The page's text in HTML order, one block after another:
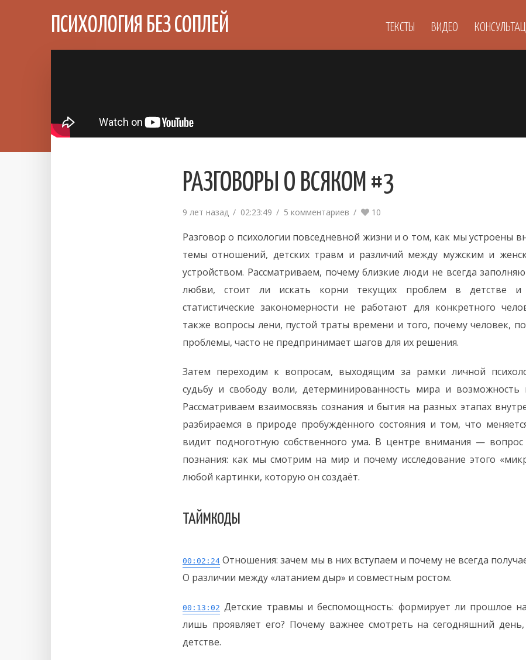
ПСИХОЛОГИЯ БЕЗ СОПЛЕЙ ТЕКСТЫ ВИДЕО
РАЗГОВОРЫ О ВСЯКОМ #3
9 лет назад 02:23:49 5 комментариев 10
Разговор о психологии повседневной жизни и о том, как мы устроены
темы отношений, детских травм и различий между мужским и
устройством. Рассматриваем, почему близкие люди не всегда
любви, стоит ли искать корни текущих проблем в детстве
статистические закономерности не работают для конкретного
также вопросы лени, пустой траты времени и того, почему человек,
проблемы, часто не предпринимает шагов для их решения.
Затем переходим к вопросам, выходящим за рамки личной
судьбу и свободу воли, детерминированность мира и возможность
Рассматриваем взаимосвязь сознания и бытия на разных этапах
разбираемся в природе пробуждённого состояния и том, что
видит подноготную собственного ума. В центре внимания — вопрос
познания: как мы смотрим на мир и почему исследование этого
любой картинки, которую он создаёт.
ТАЙМКОДЫ
00:02:24 Отношения: зачем мы в них вступаем и почему не всегда
О различии между «латанием дыр» и совместным ростом.
00:13:02 Детские травмы и беспомощность: формирует ли прошлое
лишь проявляет его? Почему важнее смотреть на сегодняшний
детстве.